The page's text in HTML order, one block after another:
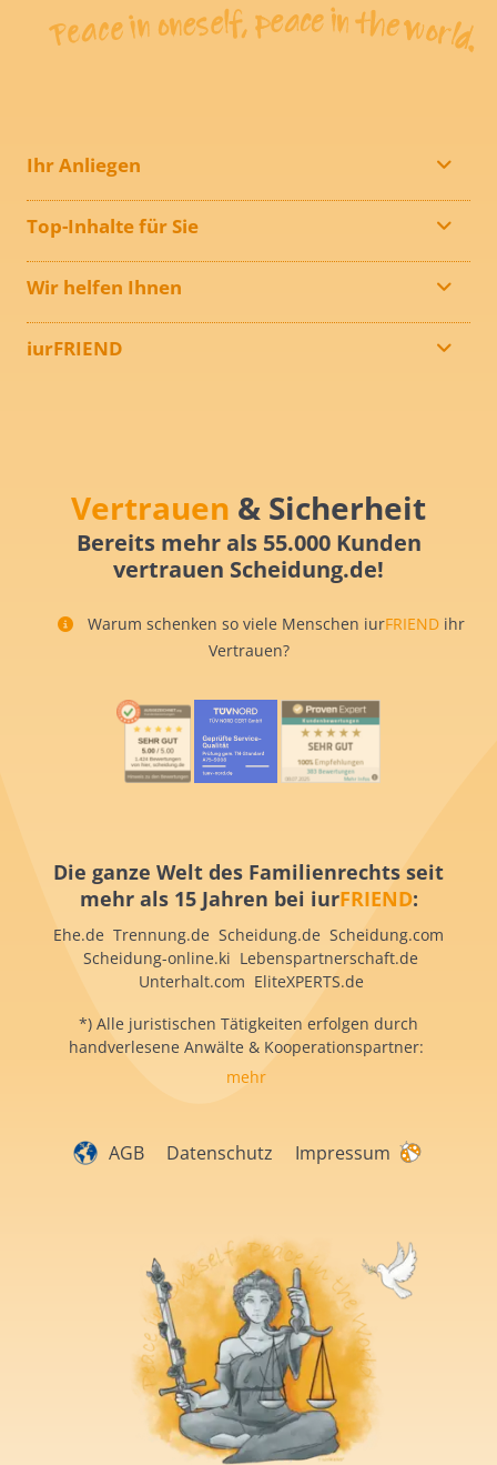
Ihr Anliegen
Top-Inhalte für Sie
Wir helfen Ihnen
iurFRIEND
Vertrauen & Sicherheit
Bereits mehr als 55.000 Kunden
vertrauen Scheidung.de!
Warum schenken so viele Menschen iurFRIEND ihr
Vertrauen?
Die ganze Welt des Familienrechts seit
mehr als 15 Jahren bei iurFRIEND:
Ehe.de Trennung.de Scheidung.de Scheidung.com
Scheidung-online.ki Lebenspartnerschaft.de
Unterhalt.com EliteXPERTS.de
*) Alle juristischen Tätigkeiten erfolgen durch
handverlesene Anwälte & Kooperationspartner:
mehr
AGB Datenschutz Impressum